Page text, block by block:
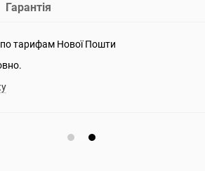
Гарантія
тарифам Нової Пошти